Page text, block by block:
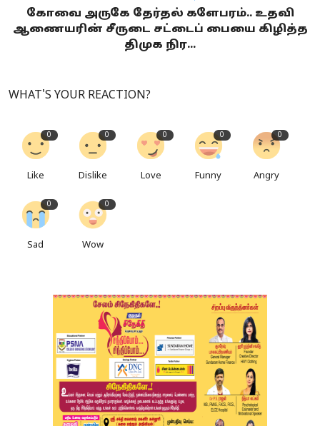
கோவை அருகே தேர்தல் களேபரம்.. உதவி
ஆணையரின் சீருடை சட்டைப் பையை கிழித்த
திமுக நிர...
WHAT'S YOUR REACTION?
0
Like
0
Dislike
0
Love
0
Funny
0
Angry
0
Sad
0
Wow